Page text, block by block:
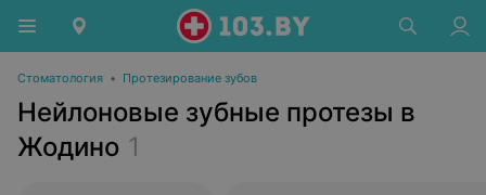
Стоматология • Протезирование зубов
Нейлоновые зубные протезы в
Жодино 1